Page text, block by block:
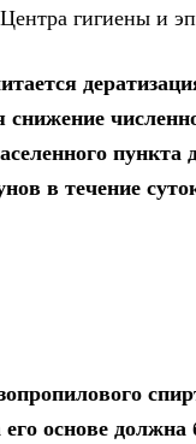
гигиены и
пункта
в течение
основе